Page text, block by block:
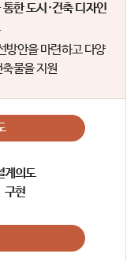
한 도시·건축 디자인
방안을 마련하고 다양
물을 지원
계의도
구현